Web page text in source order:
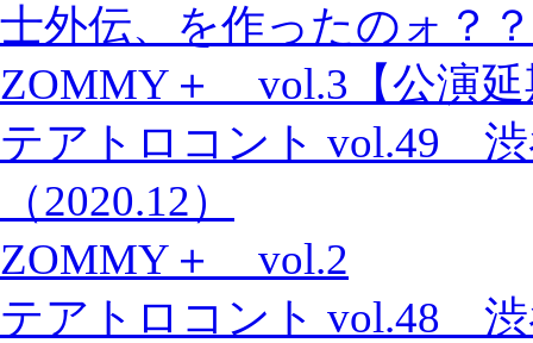
士外伝、を作ったのォ？
ZOMMY＋ vol.3【公演延
テアトロコント vol.49
（2020.12）
ZOMMY＋ vol.2
テアトロコント vol.48